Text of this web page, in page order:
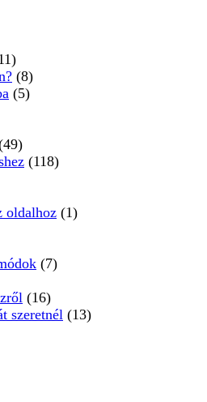
(8)
(5)
(118)
oldalhoz (1)
(7)
(16)
szeretnél (13)